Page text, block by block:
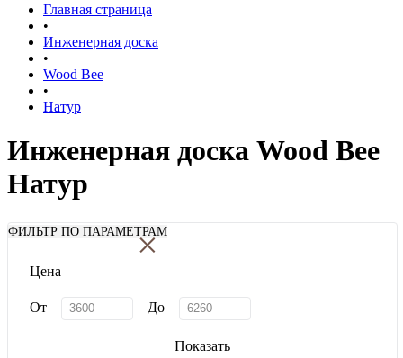
Главная страница
•
Инженерная доска
•
Wood Bee
•
Натур
Инженерная доска Wood Bee
Натур
ФИЛЬТР ПО ПАРАМЕТРАМ
×
Цена
От До
Показать